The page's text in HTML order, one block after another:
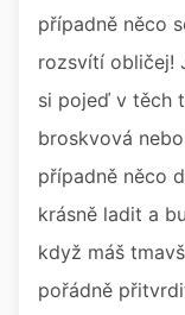
případně něco
rozsvítí obličej!
si pojeď v těch
broskvová
případně něco
krásně ladit a
když máš
pořádně